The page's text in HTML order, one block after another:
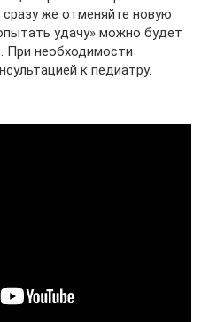
сразу же отменяйте новую
удачу» можно будет
При необходимости
к педиатру.